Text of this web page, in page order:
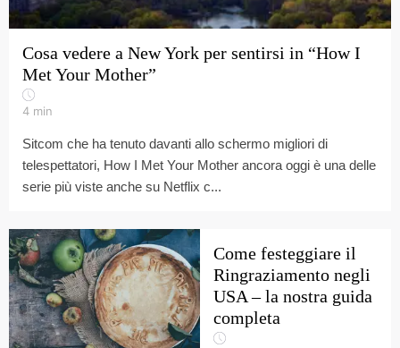
Cosa vedere a New York per sentirsi in “How I
Met Your Mother”
4 min
Sitcom che ha tenuto davanti allo schermo migliori di
telespettatori, How I Met Your Mother ancora oggi è una delle
serie più viste anche su Netflix c...
Come festeggiare il
Ringraziamento negli
USA – la nostra guida
completa